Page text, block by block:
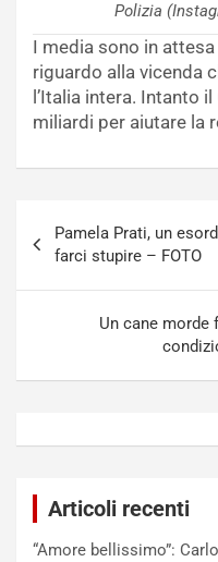
Polizia
I media sono in
riguardo alla vicenda
l’Italia intera. Intanto
miliardi per aiutare la
articoli
Pamela Prati, un
farci stupire – FOTO
Un cane morde
Articoli recenti
“Amore bellissimo”: